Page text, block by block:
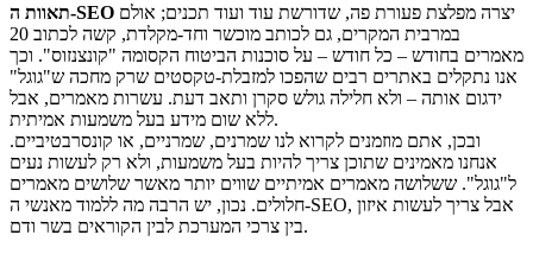
תאוות ה-SEO
במרבית המקרים, גם לכותב מוכשר וחד-מקלדת, קשה לכתוב 20
מאמרים בחודש – כל חודש – על סוכנות הביטוח הקסומה "קונצנזוס". וכך
אנו נתקלים באתרים רבים שהפכו למזבלת-טקסטים שרק מחכה ש"גוגל"
ידגום אותה – ולא חלילה גולש סקרן ותאב דעת. עשרות מאמרים, אבל
ללא שום מידע בעל משמעות אמיתית.
ובכן, אתם מוזמנים לקרוא לנו שמרנים, שמרניים, או קונסרבטיביים.
אנחנו מאמינים שתוכן צריך להיות בעל משמעות, ולא רק לעשות נעים
ל"גוגל". ששלושה מאמרים אמיתיים שווים יותר מאשר שלושים מאמרים
חלולים. נכון, יש הרבה מה ללמוד מאנשי ה-SEO, אבל צריך לעשות איזון
בין צרכי המערכת לבין הקוראים בשר ודם.